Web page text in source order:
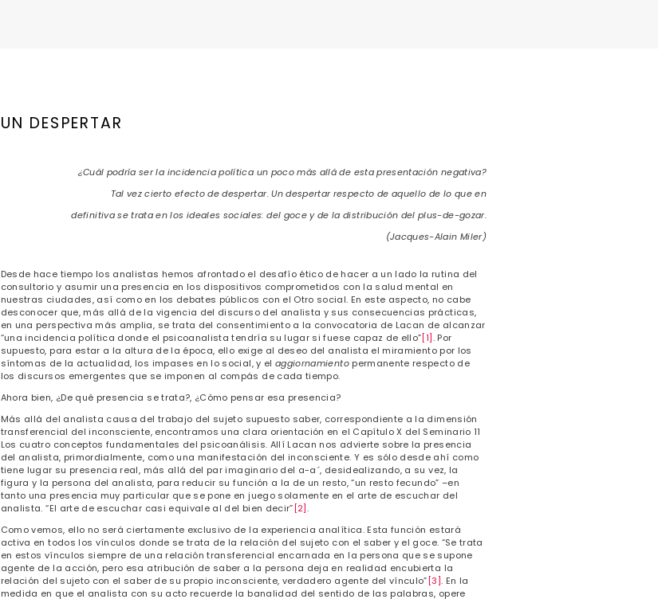
UN DESPERTAR
¿Cuál podría ser la incidencia política un poco más allá de esta presentación negativa?
Tal vez cierto efecto de despertar. Un despertar respecto de aquello de lo que en
definitiva se trata en los ideales sociales: del goce y de la distribución del plus-de-gozar.
(Jacques-Alain Miler)
Desde hace tiempo los analistas hemos afrontado el desafío ético de hacer a un lado la rutina del
consultorio y asumir una presencia en los dispositivos comprometidos con la salud mental en
nuestras ciudades, así como en los debates públicos con el Otro social. En este aspecto, no cabe
desconocer que, más allá de la vigencia del discurso del analista y sus consecuencias prácticas,
en una perspectiva más amplia, se trata del consentimiento a la convocatoria de Lacan de alcanzar
“una incidencia política donde el psicoanalista tendría su lugar si fuese capaz de ello”[1]. Por
supuesto, para estar a la altura de la época, ello exige al deseo del analista el miramiento por los
síntomas de la actualidad, los impases en lo social, y el aggiornamientopermanente respecto de
los discursos emergentes que se imponen al compás de cada tiempo.
Ahora bien, ¿De qué presencia se trata?, ¿Cómo pensar esa presencia?
Más allá del analista causa del trabajo del sujeto supuesto saber, correspondiente a la dimensión
transferencial del inconsciente, encontramos una clara orientación en el Capítulo X del Seminario 11
Los cuatro conceptos fundamentales del psicoanálisis. Allí Lacan nos advierte sobre la presencia
del analista, primordialmente, como una manifestación del inconsciente. Y es sólo desde ahí como
tiene lugar su presencia real, más allá del par imaginario del a-a´, desidealizando, a su vez, la
figura y la persona del analista, para reducir su función a la de un resto, “un resto fecundo” –en
tanto una presencia muy particular que se pone en juego solamente en el arte de escuchar del
analista. “El arte de escuchar casi equivale al del bien decir” [2].
Como vemos, ello no será ciertamente exclusivo de la experiencia analítica. Esta función estará
activa en todos los vínculos donde se trata de la relación del sujeto con el saber y el goce. “Se trata
en estos vínculos siempre de una relación transferencial encarnada en la persona que se supone
agente de la acción, pero esa atribución de saber a la persona deja en realidad encubierta la
relación del sujeto con el saber de su propio inconsciente, verdadero agente del vínculo” [3]. En la
medida en que el analista con su acto recuerde la banalidad del sentido de las palabras, opere